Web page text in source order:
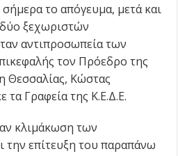
το απόγευμα, μετά και
ξεχωριστών
αντιπροσωπεία των
τον Πρόεδρο της
Θεσσαλίας, Κώστας
τα Γραφεία της Κ.Ε.Δ.Ε.
κλιμάκωση των
την επίτευξη του παραπάνω